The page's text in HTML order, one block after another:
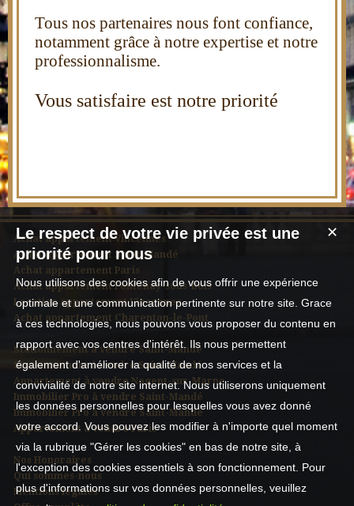
Tous nos partenaires nous font confiance,
notamment grâce à notre expertise et notre
professionnalisme.
Vous satisfaire est notre priorité
Achat appartement Vincennes
Achat appartement Saint-Mandé
Achat appartement Paris
Achat appartement Fontenay-sous-Bois
Location appartement Vincennes
Achat appartement Charenton-le-Pont
Stationnement à vendre Saint-Mandé
Stationnement à vendre Saint-Mandé
Appartement à vendre Nogent-sur-Marne
Immobilier Pro à vendre Saint-Mandé
Immobilier Pro à vendre Saint-Mandé
Appartement à vendre Paris
Nos Honoraires
Qui sommes-nous
Mentions légales
✕
Le respect de votre vie privée est une
priorité pour nous
Nous utilisons des cookies afin de vous offrir une expérience
optimale et une communication pertinente sur notre site. Grace
à ces technologies, nous pouvons vous proposer du contenu en
rapport avec vos centres d'intérêt. Ils nous permettent
également d'améliorer la qualité de nos services et la
convivialité de notre site internet. Nous utiliserons uniquement
les données personnelles pour lesquelles vous avez donné
votre accord. Vous pouvez les modifier à n'importe quel moment
via la rubrique "Gérer les cookies" en bas de notre site, à
l'exception des cookies essentiels à son fonctionnement. Pour
plus d'informations sur vos données personnelles, veuillez